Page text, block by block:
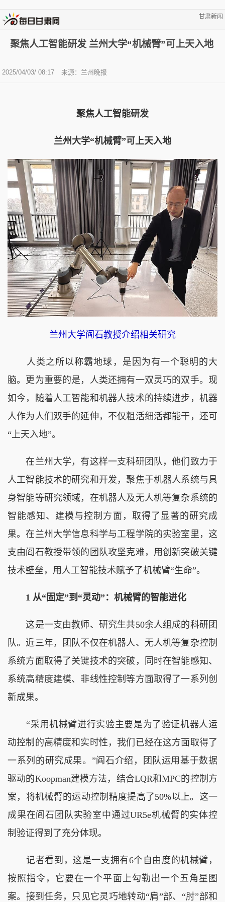
甘肃新闻
聚焦人工智能研发 兰州大学“机械臂”可上天入地
2025/04/03/ 08:17 来源：兰州晚报
聚焦人工智能研发
兰州大学“机械臂”可上天入地
兰州大学阎石教授介绍相关研究
人类之所以称霸地球，是因为有一个聪明的大
脑。更为重要的是，人类还拥有一双灵巧的双手。现
如今，随着人工智能和机器人技术的持续进步，机器
人作为人们双手的延伸，不仅粗活细活都能干，还可
“上天入地”。
在兰州大学，有这样一支科研团队，他们致力于
人工智能技术的研究和开发，聚焦于机器人系统与具
身智能等研究领域，在机器人及无人机等复杂系统的
智能感知、建模与控制方面，取得了显著的研究成
果。在兰州大学信息科学与工程学院的实验室里，这
支由阎石教授带领的团队攻坚克难，用创新突破关键
技术壁垒，用人工智能技术赋予了机械臂“生命”。
1 从“固定”到“灵动”：机械臂的智能进化‌
这是一支由教师、研究生共50余人组成的科研团
队。近三年，团队不仅在机器人、无人机等复杂控制
系统方面取得了关键技术的突破，同时在智能感知、
系统高精度建模、非线性控制等方面取得了一系列创
新成果。
“采用机械臂进行实验主要是为了验证机器人运
动控制的高精度和实时性，我们已经在这方面取得了
一系列的研究成果。”阎石介绍，团队运用基于数据
驱动的Koopman建模方法，结合LQR和MPC的控制方
案，将机械臂的运动控制精度提高了50%以上。这一
成果在阎石团队实验室中通过UR5e机械臂的实体控
制验证得到了充分体现。
记者看到，这是一支拥有6个自由度的机械臂，
按照指令，它要在一个平面上勾勒出一个五角星图
案。接到任务，只见它灵巧地转动“肩”部、“肘”部和